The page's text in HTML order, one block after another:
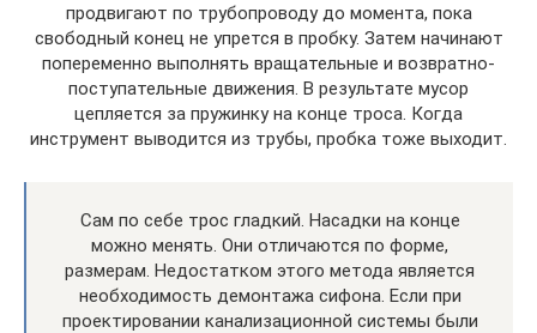
продвигают по трубопроводу до момента, пока
свободный конец не упрется в пробку. Затем начинают
попеременно выполнять вращательные и возвратно-
поступательные движения. В результате мусор
цепляется за пружинку на конце троса. Когда
инструмент выводится из трубы, пробка тоже выходит.
Сам по себе трос гладкий. Насадки на конце
можно менять. Они отличаются по форме,
размерам. Недостатком этого метода является
необходимость демонтажа сифона. Если при
проектировании канализационной системы были